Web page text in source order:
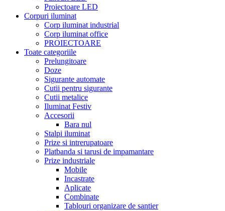
Proiectoare LED
Corpuri iluminat
Corp iluminat industrial
Corp iluminat office
PROIECTOARE
Toate categoriile
Prelungitoare
Doze
Sigurante automate
Cutii pentru sigurante
Cutii metalice
Iluminat Festiv
Accesorii
Bara nul
Stalpi iluminat
Prize si intrerupatoare
Platbanda si tarusi de impamantare
Prize industriale
Mobile
Incastrate
Aplicate
Combinate
Tablouri organizare de santier